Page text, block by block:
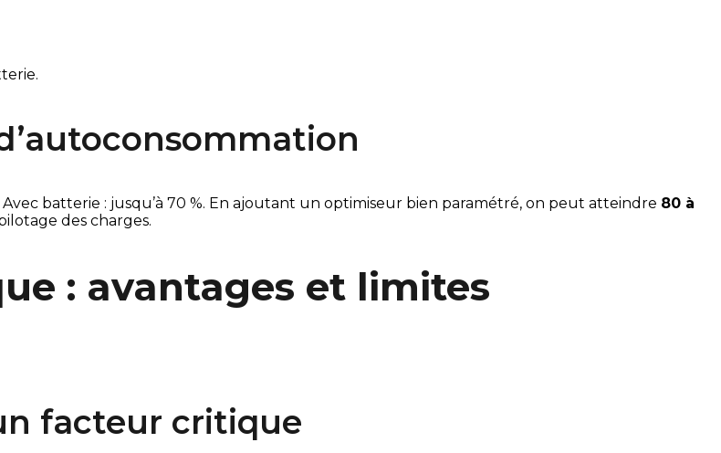
batterie : jusqu’à 70 %. En ajoutant un optimiseur bien paramétré, on peut atteindre 80 à
des charges.
: avantages et limites
facteur critique